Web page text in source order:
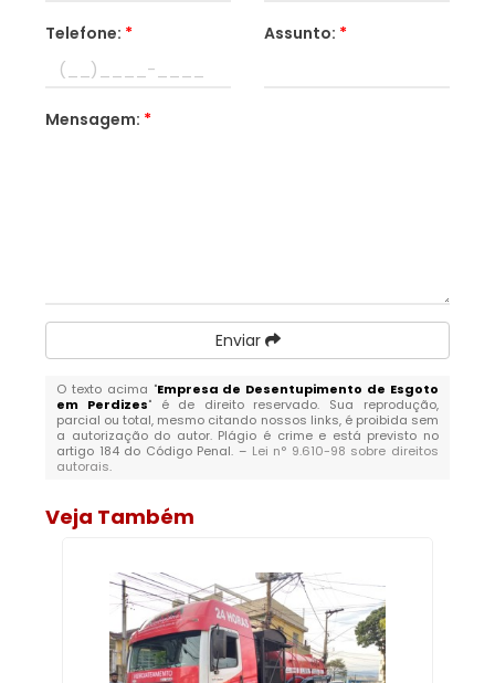
Telefone: * Assunto: *
Mensagem: *
Enviar
O texto acima "Empresa de Desentupimento de Esgoto
em Perdizes" é de direito reservado. Sua reprodução,
parcial ou total, mesmo citando nossos links, é proibida sem
a autorização do autor. Plágio é crime e está previsto no
artigo 184 do Código Penal. – Lei n° 9.610-98 sobre direitos
autorais.
Veja Também